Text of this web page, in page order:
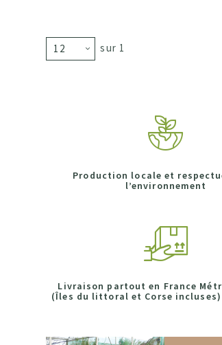
sur 1
Production locale et
l’environnement
Livraison partout en France
(Îles du littoral et Corse